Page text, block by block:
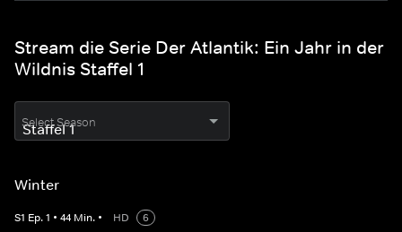
Stream die Serie Der Atlantik: Ein Jahr in der
Wildnis Staffel 1
Select Season
Winter
S1 Ep.1 • 44 Min. • HD
6